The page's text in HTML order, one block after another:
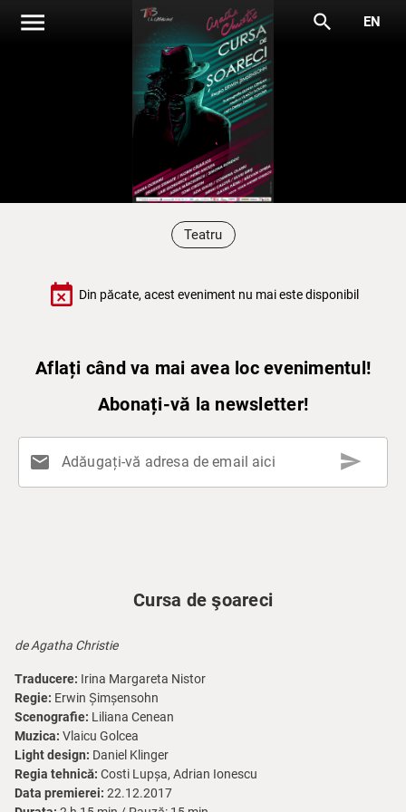
menu search EN
Teatru
event_busy Din păcate, acest eveniment nu mai este disponibil
Aflați când va mai avea loc evenimentul!
Abonați-vă la newsletter!
mail Adăugați-vă adresa de email aici send
Cursa de şoareci
de Agatha Christie
Traducere: Irina Margareta Nistor
Regie: Erwin Șimșensohn
Scenografie: Liliana Cenean
Muzica: Vlaicu Golcea
Light design: Daniel Klinger
Regia tehnică: Costi Lupșa, Adrian Ionescu
Data premierei: 22.12.2017